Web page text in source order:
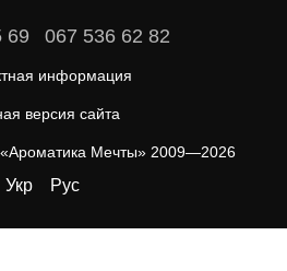
69 067 536 62 82
информация
версия сайта
Мечты» 2009—2026
Укр Рус